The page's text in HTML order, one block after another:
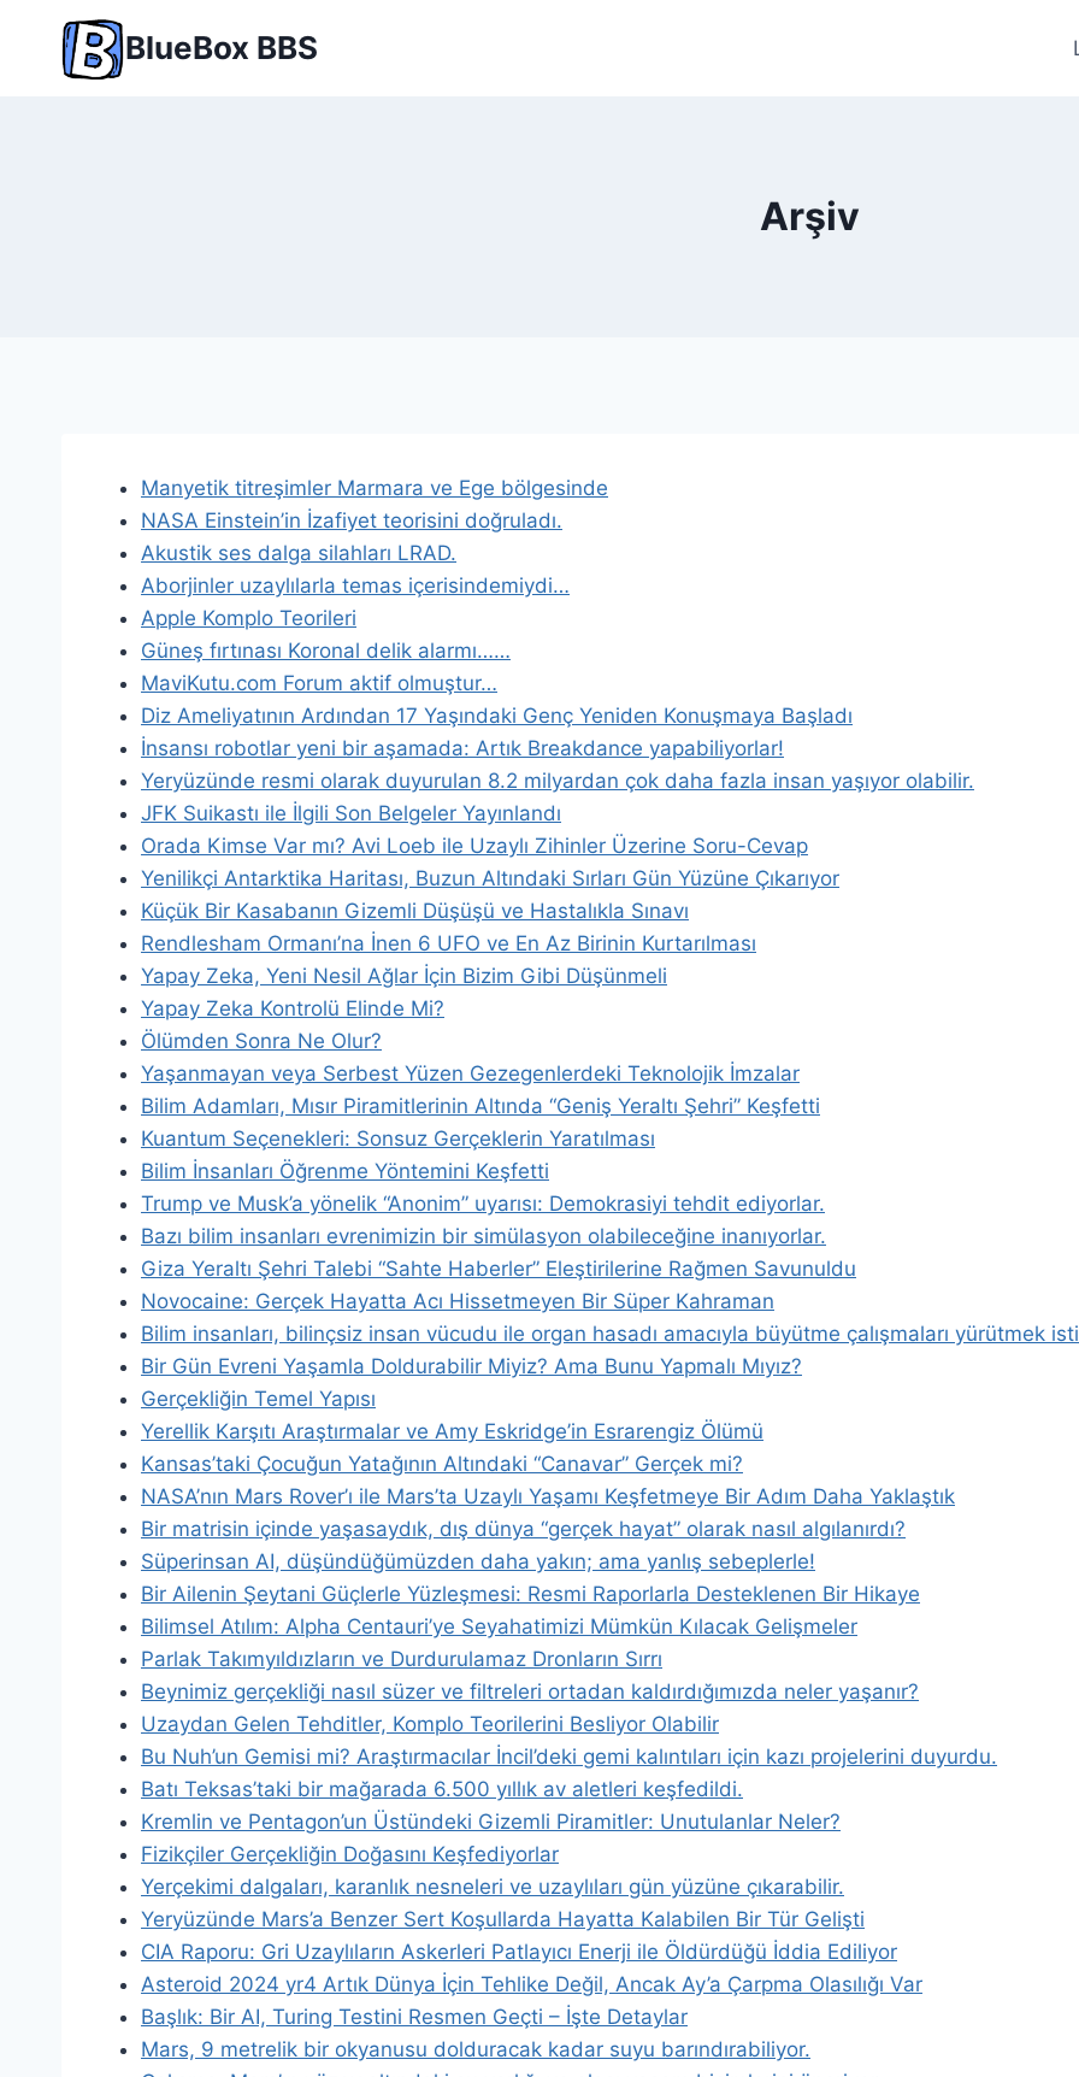
content
BlueBox BBS
Arşiv
Manyetik titreşimler Marmara ve Ege bölgesinde
NASA Einstein’in İzafiyet teorisini doğruladı.
Akustik ses dalga silahları LRAD.
Aborjinler uzaylılarla temas içerisindemiydi…
Apple Komplo Teorileri
Güneş fırtınası Koronal delik alarmı……
MaviKutu.com Forum aktif olmuştur…
Diz Ameliyatının Ardından 17 Yaşındaki Genç Yeniden Konuşmaya Başladı
İnsansı robotlar yeni bir aşamada: Artık Breakdance yapabiliyorlar!
Yeryüzünde resmi olarak duyurulan 8.2 milyardan çok daha fazla insan yaşıyor olabilir.
JFK Suikastı ile İlgili Son Belgeler Yayınlandı
Orada Kimse Var mı? Avi Loeb ile Uzaylı Zihinler Üzerine Soru-Cevap
Yenilikçi Antarktika Haritası, Buzun Altındaki Sırları Gün Yüzüne Çıkarıyor
Küçük Bir Kasabanın Gizemli Düşüşü ve Hastalıkla Sınavı
Rendlesham Ormanı’na İnen 6 UFO ve En Az Birinin Kurtarılması
Yapay Zeka, Yeni Nesil Ağlar İçin Bizim Gibi Düşünmeli
Yapay Zeka Kontrolü Elinde Mi?
Ölümden Sonra Ne Olur?
Yaşanmayan veya Serbest Yüzen Gezegenlerdeki Teknolojik İmzalar
Bilim Adamları, Mısır Piramitlerinin Altında “Geniş Yeraltı Şehri” Keşfetti
Kuantum Seçenekleri: Sonsuz Gerçeklerin Yaratılması
Bilim İnsanları Öğrenme Yöntemini Keşfetti
Trump ve Musk’a yönelik “Anonim” uyarısı: Demokrasiyi tehdit ediyorlar.
Bazı bilim insanları evrenimizin bir simülasyon olabileceğine inanıyorlar.
Giza Yeraltı Şehri Talebi “Sahte Haberler” Eleştirilerine Rağmen Savunuldu
Novocaine: Gerçek Hayatta Acı Hissetmeyen Bir Süper Kahraman
Bilim insanları, bilinçsiz insan vücudu ile organ hasadı amacıyla büyütme çalışmaları yürütmek
Bir Gün Evreni Yaşamla Doldurabilir Miyiz? Ama Bunu Yapmalı Mıyız?
Gerçekliğin Temel Yapısı
Yerellik Karşıtı Araştırmalar ve Amy Eskridge’in Esrarengiz Ölümü
Kansas’taki Çocuğun Yatağının Altındaki “Canavar” Gerçek mi?
NASA’nın Mars Rover’ı ile Mars’ta Uzaylı Yaşamı Keşfetmeye Bir Adım Daha Yaklaştık
Bir matrisin içinde yaşasaydık, dış dünya “gerçek hayat” olarak nasıl algılanırdı?
Süperinsan AI, düşündüğümüzden daha yakın; ama yanlış sebeplerle!
Bir Ailenin Şeytani Güçlerle Yüzleşmesi: Resmi Raporlarla Desteklenen Bir Hikaye
Bilimsel Atılım: Alpha Centauri’ye Seyahatimizi Mümkün Kılacak Gelişmeler
Parlak Takımyıldızların ve Durdurulamaz Dronların Sırrı
Beynimiz gerçekliği nasıl süzer ve filtreleri ortadan kaldırdığımızda neler yaşanır?
Uzaydan Gelen Tehditler, Komplo Teorilerini Besliyor Olabilir
Bu Nuh’un Gemisi mi? Araştırmacılar İncil’deki gemi kalıntıları için kazı projelerini duyurdu.
Batı Teksas’taki bir mağarada 6.500 yıllık av aletleri keşfedildi.
Kremlin ve Pentagon’un Üstündeki Gizemli Piramitler: Unutulanlar Neler?
Fizikçiler Gerçekliğin Doğasını Keşfediyorlar
Yerçekimi dalgaları, karanlık nesneleri ve uzaylıları gün yüzüne çıkarabilir.
Yeryüzünde Mars’a Benzer Sert Koşullarda Hayatta Kalabilen Bir Tür Gelişti
CIA Raporu: Gri Uzaylıların Askerleri Patlayıcı Enerji ile Öldürdüğü İddia Ediliyor
Asteroid 2024 yr4 Artık Dünya İçin Tehlike Değil, Ancak Ay’a Çarpma Olasılığı Var
Başlık: Bir AI, Turing Testini Resmen Geçti – İşte Detaylar
Mars, 9 metrelik bir okyanusu dolduracak kadar suyu barındırabiliyor.